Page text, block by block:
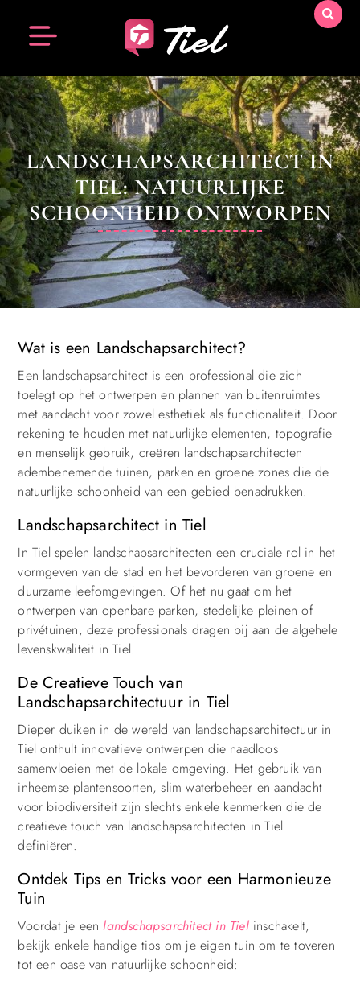
LANDSCHAPSARCHITECT IN
TIEL: NATUURLIJKE
SCHOONHEID ONTWORPEN
Wat is een Landschapsarchitect?
Een landschapsarchitect is een professional die zich
toelegt op het ontwerpen en plannen van buitenruimtes
met aandacht voor zowel esthetiek als functionaliteit. Door
rekening te houden met natuurlijke elementen, topografie
en menselijk gebruik, creëren landschapsarchitecten
adembenemende tuinen, parken en groene zones die de
natuurlijke schoonheid van een gebied benadrukken.
Landschapsarchitect in Tiel
In Tiel spelen landschapsarchitecten een cruciale rol in het
vormgeven van de stad en het bevorderen van groene en
duurzame leefomgevingen. Of het nu gaat om het
ontwerpen van openbare parken, stedelijke pleinen of
privétuinen, deze professionals dragen bij aan de algehele
levenskwaliteit in Tiel.
De Creatieve Touch van
Landschapsarchitectuur in Tiel
Dieper duiken in de wereld van landschapsarchitectuur in
Tiel onthult innovatieve ontwerpen die naadloos
samenvloeien met de lokale omgeving. Het gebruik van
inheemse plantensoorten, slim waterbeheer en aandacht
voor biodiversiteit zijn slechts enkele kenmerken die de
creatieve touch van landschapsarchitecten in Tiel
definiëren.
Ontdek Tips en Tricks voor een Harmonieuze
Tuin
Voordat je eenlandschapsarchitect in Tielinschakelt,
bekijk enkele handige tips om je eigen tuin om te toveren
tot een oase van natuurlijke schoonheid: